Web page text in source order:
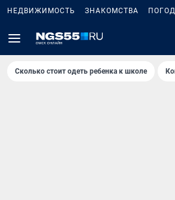
НЕДВИЖИМОСТЬ ЗНАКОМСТВА
Сколько стоит одеть ребенка к школе